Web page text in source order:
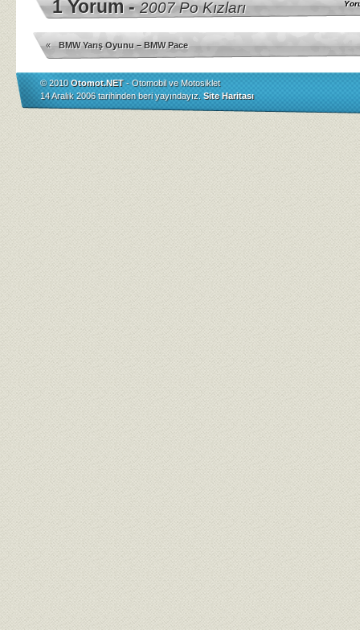
1 Yorum -2007 Po Kızları
« BMW Yarış Oyunu – BMW Pace
© 2010Otomot.NET- Otomobil ve Motosiklet
14 Aralık 2006 tarihinden beri yayındayız. Site Haritası